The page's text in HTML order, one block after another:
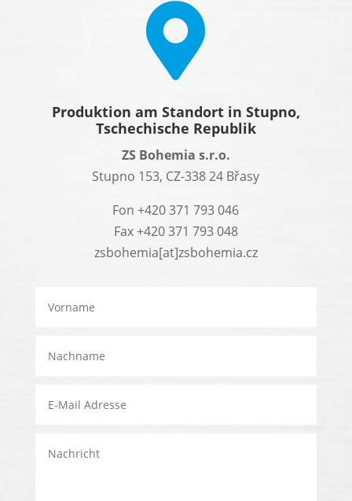

Produktion am Standort in Stupno,
Tschechische Republik
ZS Bohemia s.r.o.
Stupno 153, CZ-338 24 Břasy
Fon +420 371 793 046
Fax +420 371 793 048
zsbohemia[at]zsbohemia.cz